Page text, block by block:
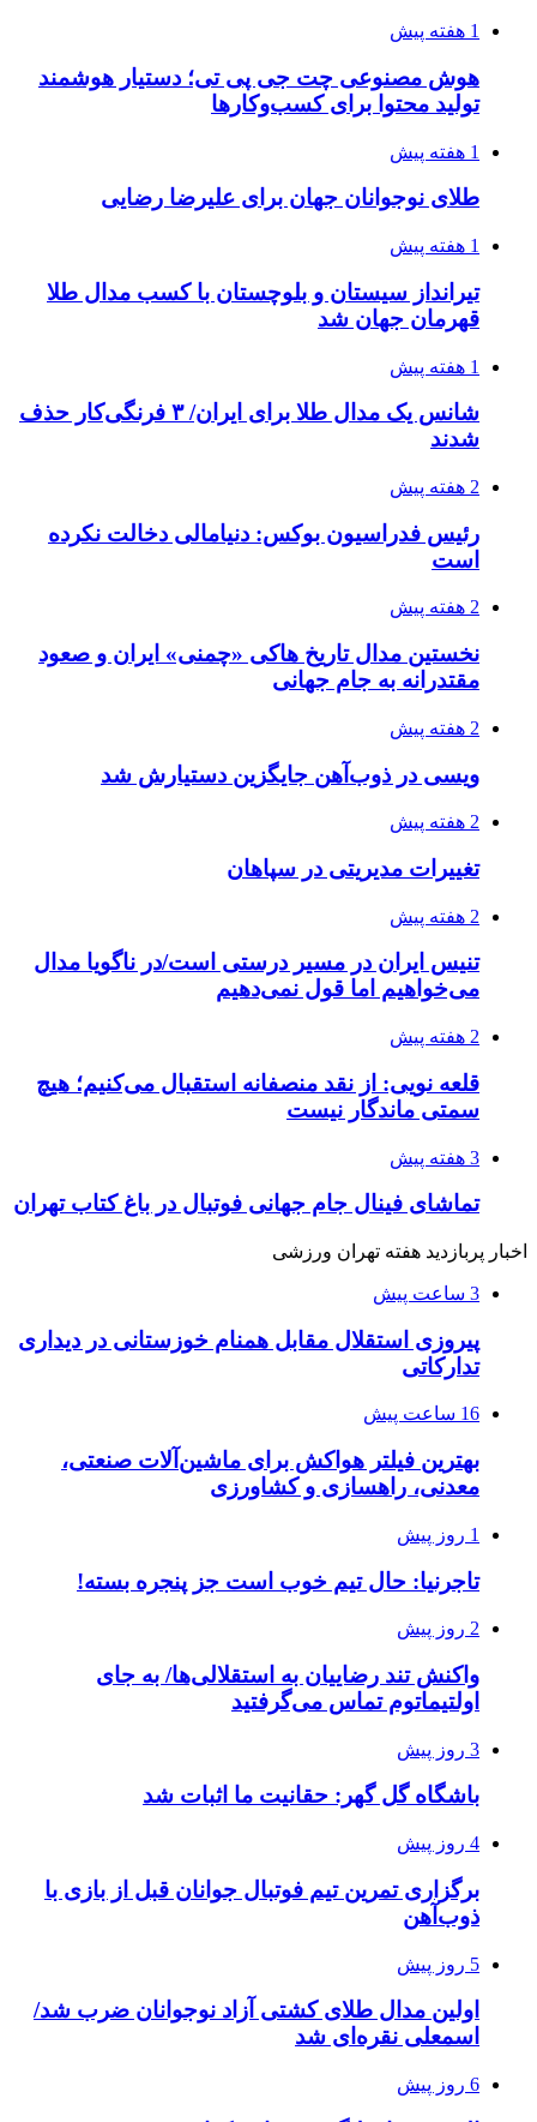
1 هفته پیش
هوش مصنوعی چت جی پی تی؛ دستیار هوشمند
تولید محتوا برای کسب‌وکارها
1 هفته پیش
طلای نوجوانان جهان برای علیرضا رضایی
1 هفته پیش
تیرانداز سیستان و بلوچستان با کسب مدال طلا
قهرمان جهان شد
1 هفته پیش
شانس یک مدال طلا برای ایران/ ۳ فرنگی‌کار حذف
شدند
2 هفته پیش
رئیس فدراسیون بوکس: دنیامالی دخالت نکرده
است
2 هفته پیش
نخستین مدال تاریخ هاکی «چمنی» ایران و صعود
مقتدرانه به جام جهانی
2 هفته پیش
ویسی در ذوب‌آهن جایگزین دستیارش شد
2 هفته پیش
تغییرات مدیریتی در سپاهان
2 هفته پیش
تنیس ایران در مسیر درستی است/در ناگویا مدال
می‌خواهیم اما قول نمی‌دهیم
2 هفته پیش
قلعه نویی: از نقد منصفانه استقبال می‌کنیم؛ هیچ
سمتی ماندگار نیست
3 هفته پیش
تماشای فینال جام جهانی فوتبال در باغ کتاب تهران
اخبار پربازدید هفته تهران ورزشی
3 ساعت پیش
پیروزی استقلال مقابل همنام خوزستانی در دیداری
تدارکاتی
16 ساعت پیش
بهترین فیلتر هواکش برای ماشین‌آلات صنعتی،
معدنی، راهسازی و کشاورزی
1 روز پیش
تاجرنیا: حال تیم خوب است جز پنجره بسته!
2 روز پیش
واکنش تند رضاییان به استقلالی‌ها/ به جای
اولتیماتوم تماس می‌گرفتید
3 روز پیش
باشگاه گل گهر: حقانیت ما اثبات شد
4 روز پیش
برگزاری تمرین تیم فوتبال جوانان قبل از بازی با
ذوب‌آهن
5 روز پیش
اولین مدال طلای کشتی آزاد نوجوانان ضرب شد/
اسمعلی نقره‌ای شد
6 روز پیش